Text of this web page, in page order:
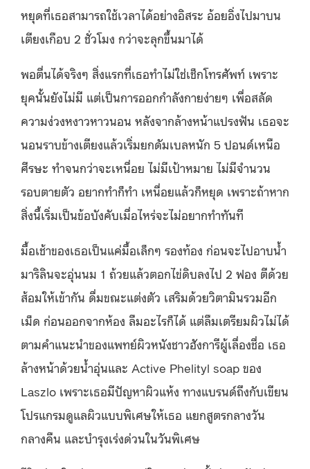
หยุดที่เธอสามารถใช้เวลาได้อย่างอิสระ อ้อยอิ่งไปมาบน
เตียงเกือบ 2 ชั่วโมง กว่าจะลุกขึ้นมาได้
พอตื่นได้จริงๆ สิ่งแรกที่เธอทำไม่ใช่เช็กโทรศัพท์ เพราะ
ยุคนั้นยังไม่มี แต่เป็นการออกกำลังกายง่ายๆ เพื่อสลัด
ความง่วงหงาวหาวนอน หลังจากล้างหน้าแปรงฟัน เธอจะ
นอนราบข้างเตียงแล้วเริ่มยกดัมเบลหนัก 5 ปอนด์เหนือ
ศีรษะ ทำจนกว่าจะเหนื่อย ไม่มีเป้าหมาย ไม่มีจำนวน
รอบตายตัว อยากทำก็ทำ เหนื่อยแล้วก็หยุด เพราะถ้าหาก
สิ่งนี้เริ่มเป็นข้อบังคับเมื่อไหร่จะไม่อยากทำทันที
มื้อเช้าของเธอเป็นแค่มื้อเล็กๆ รองท้อง ก่อนจะไปอาบน้ำ
มาริลินจะอุ่นนม 1 ถ้วยแล้วตอกไข่ดิบลงไป 2 ฟอง ตีด้วย
ส้อมให้เข้ากัน ดื่มขณะแต่งตัว เสริมด้วยวิตามินรวมอีก
เม็ด ก่อนออกจากห้อง ลืมอะไรก็ได้ แต่ลืมเตรียมผิวไม่ได้
ตามคำแนะนำของแพทย์ผิวหนังชาวฮังการีผู้เลื่องชื่อ เธอ
ล้างหน้าด้วยน้ำอุ่นและ Active Phelityl soap ของ
Laszlo เพราะเธอมีปัญหาผิวแห้ง ทางแบรนด์ถึงกับเขียน
โปรแกรมดูแลผิวแบบพิเศษให้เธอ แยกสูตรกลางวัน
กลางคืน และบำรุงเร่งด่วนในวันพิเศษ